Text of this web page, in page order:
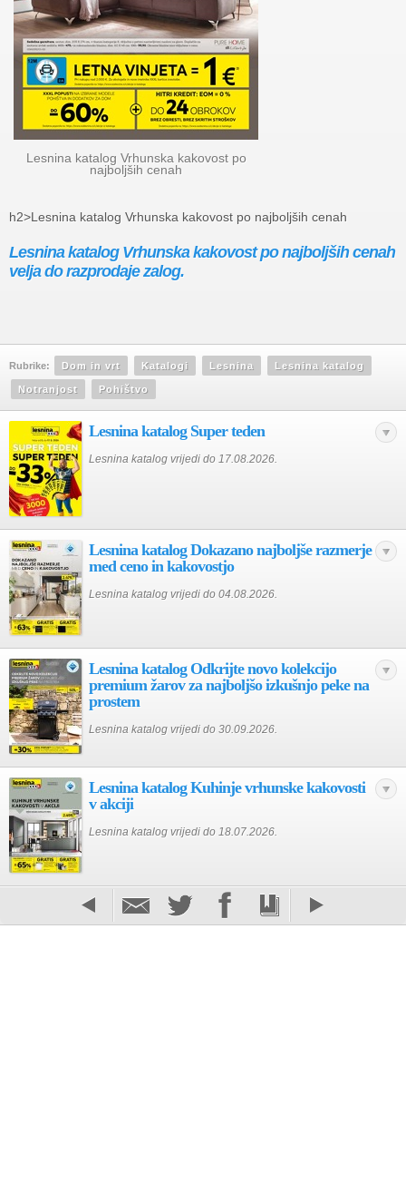
Lesnina katalog Vrhunska kakovost po
najboljših cenah
h2>Lesnina katalog Vrhunska kakovost po najboljših cenah
Lesnina katalog Vrhunska kakovost po najboljših cenah
velja do razprodaje zalog.
Rubrike: Dom in vrt Katalogi Lesnina Lesnina katalog
Notranjost Pohištvo
Lesnina katalog Super teden
Lesnina katalog vrijedi do 17.08.2026.
Lesnina katalog Dokazano najboljše razmerje
med ceno in kakovostjo
Lesnina katalog vrijedi do 04.08.2026.
Lesnina katalog Odkrijte novo kolekcijo
premium žarov za najboljšo izkušnjo peke na
prostem
Lesnina katalog vrijedi do 30.09.2026.
Lesnina katalog Kuhinje vrhunske kakovosti
v akciji
Lesnina katalog vrijedi do 18.07.2026.